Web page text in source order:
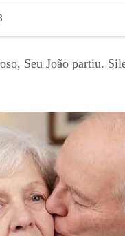
Seu João partiu.